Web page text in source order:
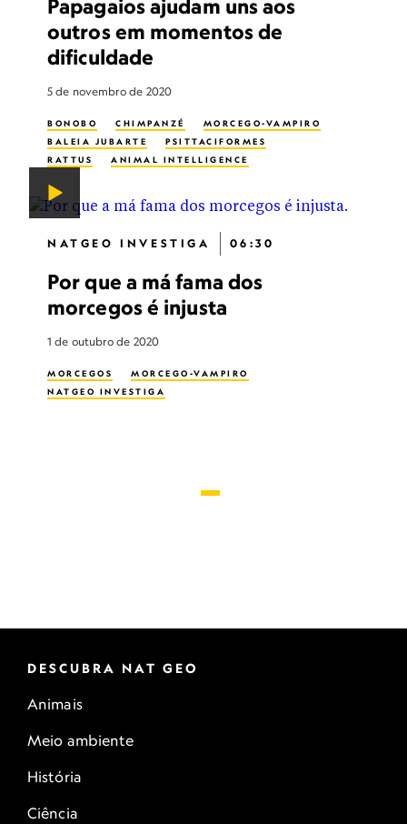
Papagaios ajudam uns aos
outros em momentos de
dificuldade
5 de novembro de 2020
BONOBO CHIMPANZÉ
MORCEGO-VAMPIRO
BALEIA JUBARTE
PSITTACIFORMES
RATTUS
ANIMAL INTELLIGENCE
NATGEO INVESTIGA 06:30
Por que a má fama dos
morcegos é injusta
1 de outubro de 2020
MORCEGOS
MORCEGO-VAMPIRO
NATGEO INVESTIGA
DESCUBRA NAT GEO
Animais
Meio ambiente
História
Ciência